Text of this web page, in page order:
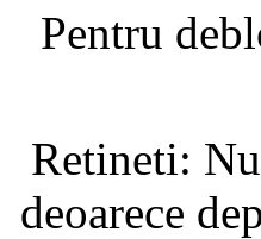
Pentru
Retineti:
deoarece